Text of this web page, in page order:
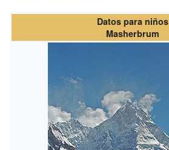
Datos para niños
Masherbrum